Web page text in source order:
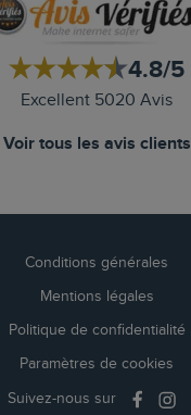
4.8/5
Excellent 5020 Avis
Voir tous les avis clients
Conditions générales
Mentions légales
Politique de confidentialité
Paramètres de cookies
Suivez-nous sur